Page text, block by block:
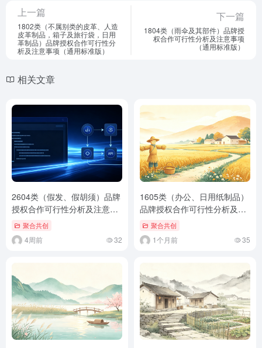
上一篇
1802类（不属别类的皮革、人造
皮革制品，箱子及旅行袋，日用
革制品）品牌授权合作可行性分
析及注意事项（通用标准版）
下一篇
1804类（雨伞及其部件）品牌授
权合作可行性分析及注意事项
（通用标准版）
相关文章
2604类（假发、假胡须）品牌
授权合作可行性分析及注意事
项（通用标准版）
聚合共创
4周前 32
1605类（办公、日用纸制品）
品牌授权合作可行性分析及注
意事项（通用标准版）
聚合共创
1个月前 35